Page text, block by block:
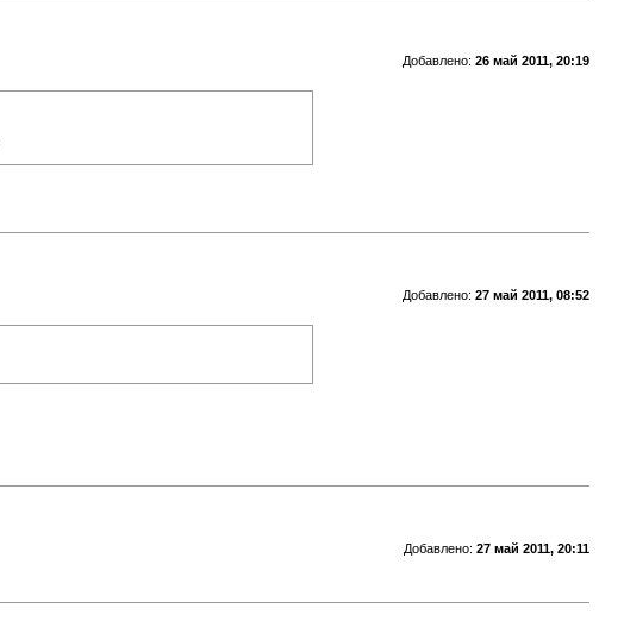
Добавлено: 26 май 2011, 20:19
Добавлено: 27 май 2011, 08:52
Добавлено: 27 май 2011, 20:11